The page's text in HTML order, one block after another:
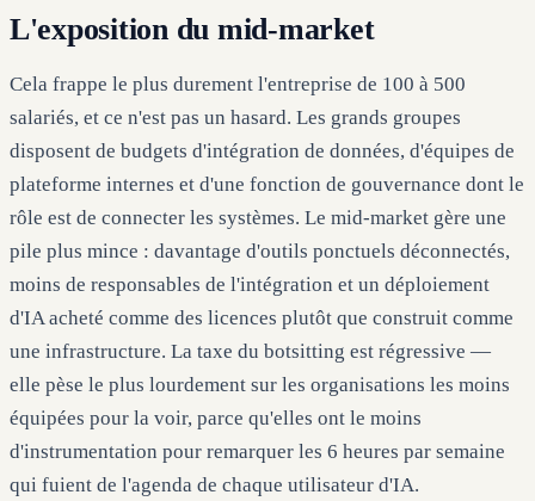
L'exposition du mid-market
Cela frappe le plus durement l'entreprise de 100 à 500
salariés, et ce n'est pas un hasard. Les grands groupes
disposent de budgets d'intégration de données, d'équipes de
plateforme internes et d'une fonction de gouvernance dont le
rôle est de connecter les systèmes. Le mid-market gère une
pile plus mince : davantage d'outils ponctuels déconnectés,
moins de responsables de l'intégration et un déploiement
d'IA acheté comme des licences plutôt que construit comme
une infrastructure. La taxe du botsitting est régressive —
elle pèse le plus lourdement sur les organisations les moins
équipées pour la voir, parce qu'elles ont le moins
d'instrumentation pour remarquer les 6 heures par semaine
qui fuient de l'agenda de chaque utilisateur d'IA.